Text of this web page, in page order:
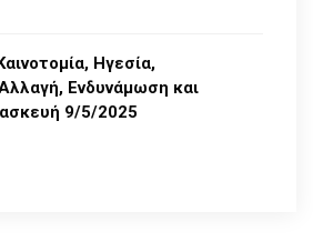
Ηγεσία,
Ενδυνάμωση και
9/5/2025